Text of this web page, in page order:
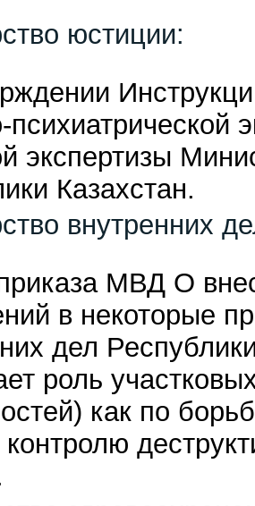
юстиции:
психиатрической
экспертизы
Казахстан.
внутренних
МВД О
в некоторые
дел
роль
как по
контролю